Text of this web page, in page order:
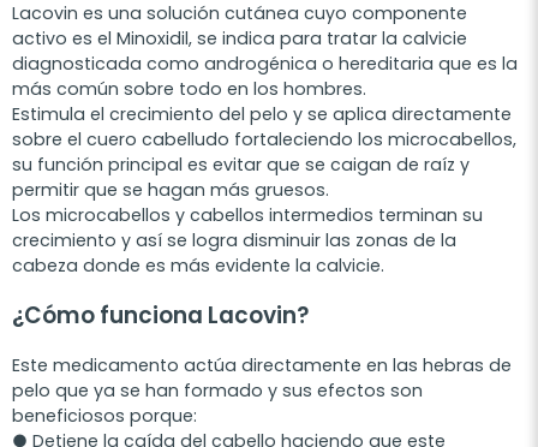
Lacovin es una solución cutánea cuyo componente
activo es el Minoxidil, se indica para tratar la calvicie
diagnosticada como androgénica o hereditaria que es la
más común sobre todo en los hombres.
Estimula el crecimiento del pelo y se aplica directamente
sobre el cuero cabelludo fortaleciendo los microcabellos,
su función principal es evitar que se caigan de raíz y
permitir que se hagan más gruesos.
Los microcabellos y cabellos intermedios terminan su
crecimiento y así se logra disminuir las zonas de la
cabeza donde es más evidente la calvicie.
¿Cómo funciona Lacovin?
Este medicamento actúa directamente en las hebras de
pelo que ya se han formado y sus efectos son
beneficiosos porque:
● Detiene la caída del cabello haciendo que este